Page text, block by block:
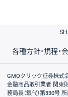
各種方針・規程・
取引規程・約款
サイトマップ
その他のご案内
個人情報保護
最良執行方針
サイトのご利
ディスクレイ
信託保全
リスク説明
会社案内
GMOクリック証券株式
金融商品取引業者 関東
務局長（銀代）第330号